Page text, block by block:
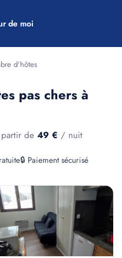
de moi
d'hôtes
pas chers à
de 49 € / nuit
🔒 Paiement sécurisé